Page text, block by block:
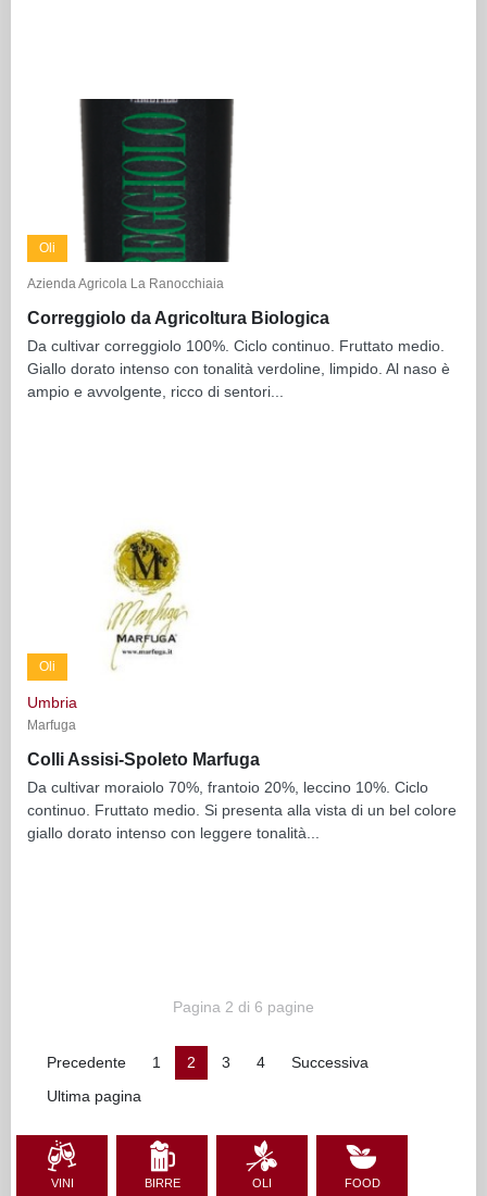
Oli
Azienda Agricola La Ranocchiaia
Correggiolo da Agricoltura Biologica
Da cultivar correggiolo 100%. Ciclo continuo. Fruttato medio.
Giallo dorato intenso con tonalità verdoline, limpido. Al naso è
ampio e avvolgente, ricco di sentori...
Oli
Umbria
Marfuga
Colli Assisi-Spoleto Marfuga
Da cultivar moraiolo 70%, frantoio 20%, leccino 10%. Ciclo
continuo. Fruttato medio. Si presenta alla vista di un bel colore
giallo dorato intenso con leggere tonalità...
Pagina 2 di 6 pagine
Precedente 1 2 3 4
Successiva
Ultima pagina
VINI BIRRE OLI FOOD